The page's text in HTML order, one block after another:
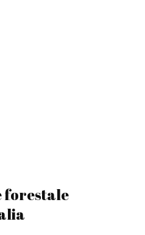
forestale